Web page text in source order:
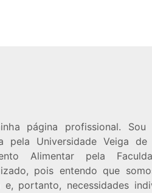
página profissional. Sou
pela Universidade Veiga
Alimentar pela
pois entendo que
portanto, necessidades